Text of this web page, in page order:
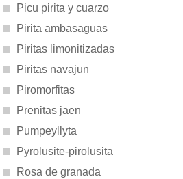
Picu pirita y cuarzo
Pirita ambasaguas
Piritas limonitizadas
Piritas navajun
Piromorfitas
Prenitas jaen
Pumpeyllyta
Pyrolusite-pirolusita
Rosa de granada